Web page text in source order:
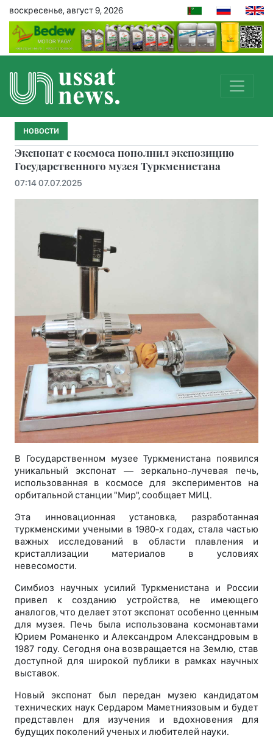
воскресенье, август 9, 2026
НОВОСТИ
Экспонат с космоса пополнил экспозицию
Государственного музея Туркменистана
07:14 07.07.2025
В Государственном музее Туркменистана появился
уникальный экспонат — зеркально-лучевая печь,
использованная в космосе для экспериментов на
орбитальной станции "Мир", сообщает МИЦ.
Эта инновационная установка, разработанная
туркменскими учеными в 1980-х годах, стала частью
важных исследований в области плавления и
кристаллизации материалов в условиях
невесомости.
Симбиоз научных усилий Туркменистана и России
привел к созданию устройства, не имеющего
аналогов, что делает этот экспонат особенно ценным
для музея. Печь была использована космонавтами
Юрием Романенко и Александром Александровым в
1987 году. Сегодня она возвращается на Землю, став
доступной для широкой публики в рамках научных
выставок.
Новый экспонат был передан музею кандидатом
технических наук Сердаром Маметниязовым и будет
представлен для изучения и вдохновения для
будущих поколений ученых и любителей науки.